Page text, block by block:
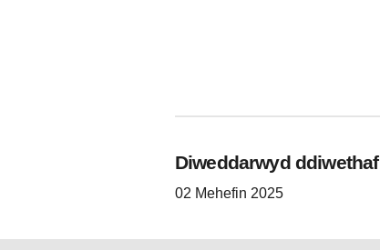
Diweddarwyd ddiwethaf
02 Mehefin 2025